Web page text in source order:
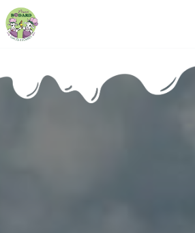
Panneau de gestion des cookies